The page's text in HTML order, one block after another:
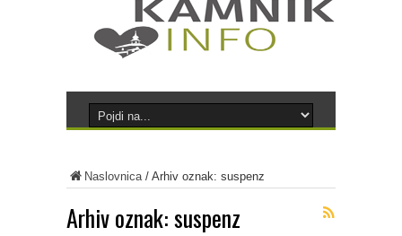
Naslovnica/ Arhiv oznak: suspenz
Arhiv oznak:suspenz